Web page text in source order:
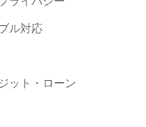
ル対応
ット・ローン